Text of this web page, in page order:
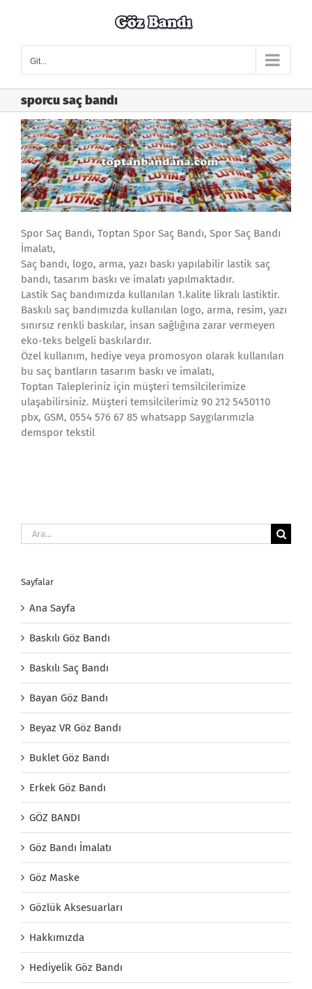
Git...
sporcu saç bandı
Spor Saç Bandı, Toptan Spor Saç Bandı, Spor Saç Bandı
İmalatı,
Saç bandı, logo, arma, yazı baskı yapılabilir lastik saç
bandı, tasarım baskı ve imalatı yapılmaktadır.
Lastik Saç bandımızda kullanılan 1.kalite likralı lastiktir.
Baskılı saç bandımızda kullanılan logo, arma, resim, yazı
sınırsız renkli baskılar, insan sağlığına zarar vermeyen
eko-teks belgeli baskılardır.
Özel kullanım, hediye veya promosyon olarak kullanılan
bu saç bantların tasarım baskı ve imalatı,
Toptan Talepleriniz için müşteri temsilcilerimize
ulaşabilirsiniz. Müşteri temsilcilerimiz 90 212 5450110
pbx, GSM, 0554 576 67 85 whatsapp Saygılarımızla
demspor tekstil
Ara:
Sayfalar
Ana Sayfa
Baskılı Göz Bandı
Baskılı Saç Bandı
Bayan Göz Bandı
Beyaz VR Göz Bandı
Buklet Göz Bandı
Erkek Göz Bandı
GÖZ BANDI
Göz Bandı İmalatı
Göz Maske
Gözlük Aksesuarları
Hakkımızda
Hediyelik Göz Bandı